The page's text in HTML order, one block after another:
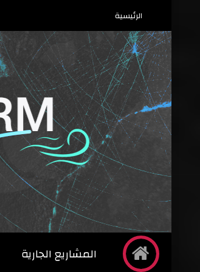
الرئيسية
المشاريع الجارية